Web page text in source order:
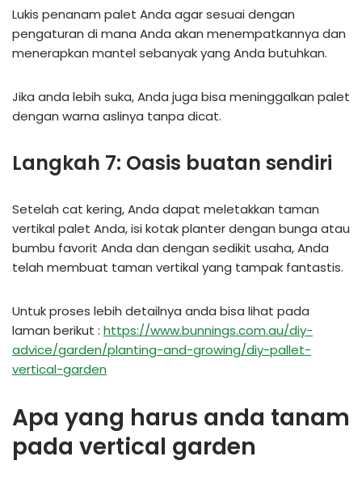
Lukis penanam palet Anda agar sesuai dengan
pengaturan di mana Anda akan menempatkannya dan
menerapkan mantel sebanyak yang Anda butuhkan.
Jika anda lebih suka, Anda juga bisa meninggalkan palet
dengan warna aslinya tanpa dicat.
Langkah 7: Oasis buatan sendiri
Setelah cat kering, Anda dapat meletakkan taman
vertikal palet Anda, isi kotak planter dengan bunga atau
bumbu favorit Anda dan dengan sedikit usaha, Anda
telah membuat taman vertikal yang tampak fantastis.
Untuk proses lebih detailnya anda bisa lihat pada
laman berikut : https://www.bunnings.com.au/diy-
advice/garden/planting-and-growing/diy-pallet-
vertical-garden
Apa yang harus anda tanam
pada vertical garden